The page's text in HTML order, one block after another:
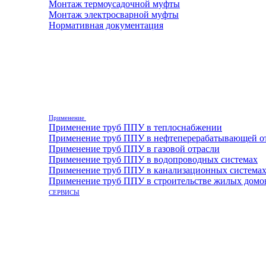
Монтаж термоусадочной муфты
Монтаж электросварной муфты
Нормативная документация
Применение
Применение труб ППУ в теплоснабжении
Применение труб ППУ в нефтеперерабатывающей
Применение труб ППУ в газовой отрасли
Применение труб ППУ в водопроводных системах
Применение труб ППУ в канализационных системах
Применение труб ППУ в строительстве жилых
СЕРВИСЫ